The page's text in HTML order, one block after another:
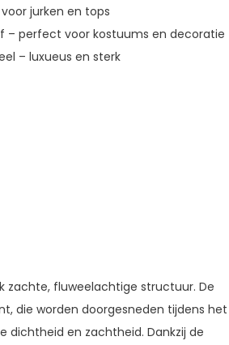
jurken en tops
– perfect voor kostuums en decoratie
– luxueus en sterk
zachte, fluweelachtige structuur. De
die worden doorgesneden tijdens het
dichtheid en zachtheid. Dankzij de